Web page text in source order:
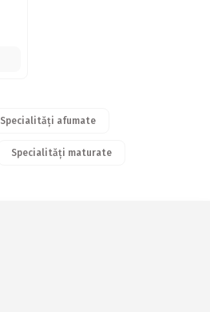
Specialități afumate
Specialități maturate